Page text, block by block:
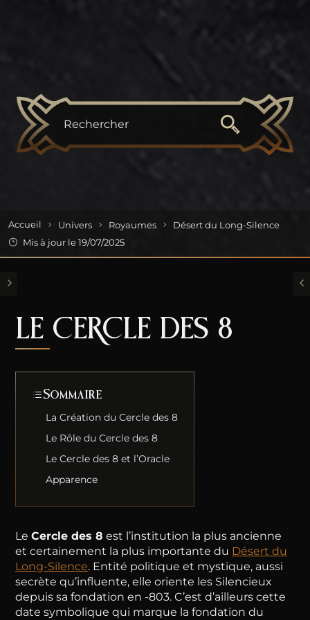
Accueil Univers Royaumes
Désert du Long-Silence
Mis à jour le 19/07/2025
LE CERCLE DES 8
Sommaire
La Création du Cercle des 8
Le Rôle du Cercle des 8
Le Cercle des 8 et l’Oracle
Apparence
Le Cercle des 8 est l’institution la plus ancienne
et certainement la plus importante du Désert du
Long-Silence. Entité politique et mystique, aussi
secrète qu’influente, elle oriente les Silencieux
depuis sa fondation en -803. C’est d’ailleurs cette
date symbolique qui marque la fondation du